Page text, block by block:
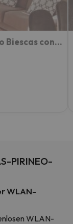
Origen Pelaire Refugio Tena Centro Biescas con encanto UbicacionTop
PIRINEO-
WLAN-
WLAN-